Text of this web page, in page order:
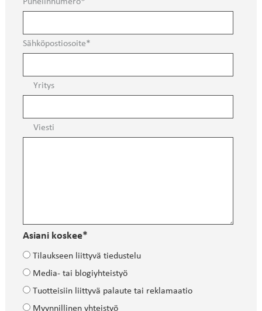
Sähköpostiosoite
Yritys
Viesti
Asiani koskee*
Tilaukseen liittyvä tiedustelu
Media- tai blogiyhteistyö
Tuotteisiin liittyvä palaute tai reklamaatio
Myynnillinen yhteistyö